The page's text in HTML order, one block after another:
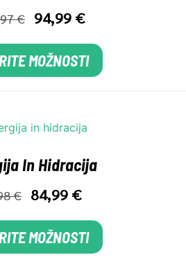
€ 94,99 €
MOŽNOSTI
In Hidracija
€ 84,99 €
MOŽNOSTI